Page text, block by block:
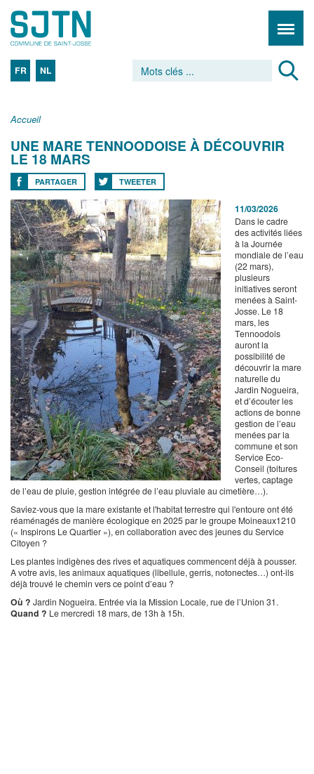
FR NL
Accueil
UNE MARE TENNOODOISE À DÉCOUVRIR
LE 18 MARS
PARTAGER TWEETER
11/03/2026
Dans le cadre
des activités liées
à la Journée
mondiale de l’eau
(22 mars),
plusieurs
initiatives seront
menées à Saint-
Josse. Le 18
mars, les
Tennoodois
auront la
possibilité de
découvrir la mare
naturelle du
Jardin Nogueira,
et d’écouter les
actions de bonne
gestion de l’eau
menées par la
commune et son
Service Eco-
Conseil (toitures
vertes, captage
de l’eau de pluie, gestion intégrée de l’eau pluviale au cimetière…).
Saviez-vous que la mare existante et l'habitat terrestre qui l'entoure ont été
réaménagés de manière écologique en 2025 par le groupe Moineaux1210
(« Inspirons Le Quartier »), en collaboration avec des jeunes du Service
Citoyen ?
Les plantes indigènes des rives et aquatiques commencent déjà à pousser.
A votre avis, les animaux aquatiques (libellule, gerris, notonectes…) ont-ils
déjà trouvé le chemin vers ce point d’eau ?
Où ? Jardin Nogueira. Entrée via la Mission Locale, rue de l’Union 31.
Quand ? Le mercredi 18 mars, de 13h à 15h.